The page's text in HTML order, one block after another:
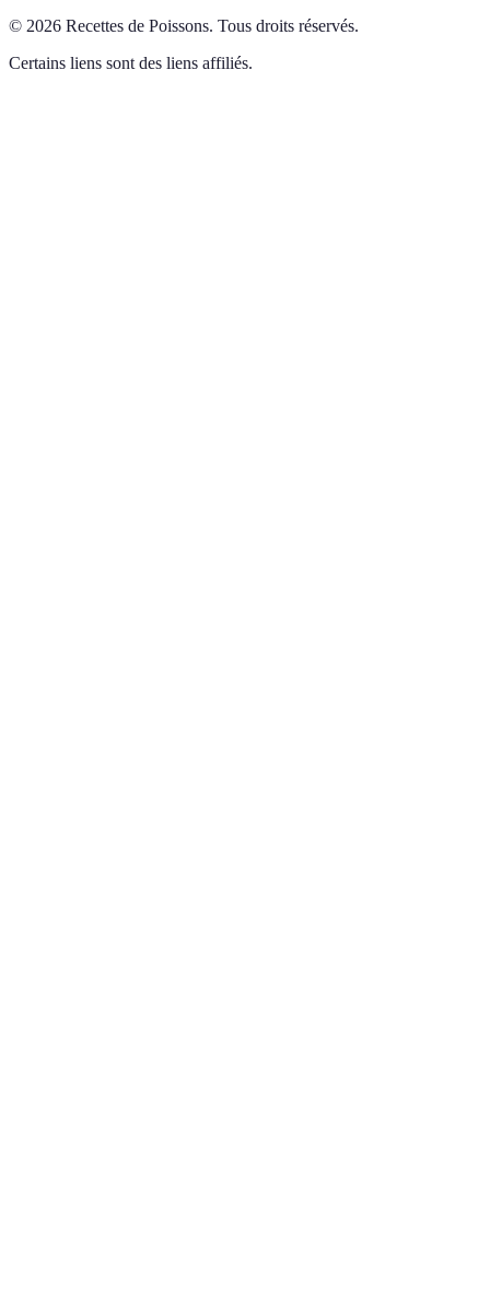
© 2026 Recettes de Poissons. Tous droits réservés.
Certains liens sont des liens affiliés.